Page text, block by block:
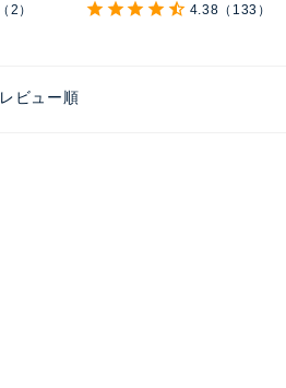
（2） 4.38 （133）
レビュー順